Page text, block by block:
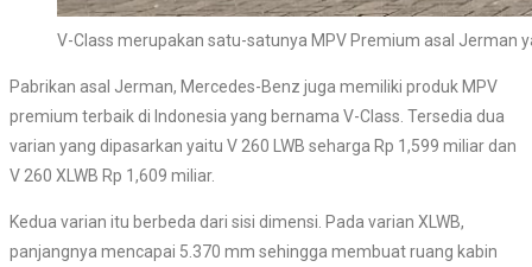
V-Class merupakan satu-satunya MPV Premium asal Jerman
Pabrikan asal Jerman, Mercedes-Benz juga memiliki produk MPV
premium terbaik di Indonesia yang bernama V-Class. Tersedia dua
varian yang dipasarkan yaitu V 260 LWB seharga Rp 1,599 miliar dan
V 260 XLWB Rp 1,609 miliar.
Kedua varian itu berbeda dari sisi dimensi. Pada varian XLWB,
panjangnya mencapai 5.370 mm sehingga membuat ruang kabin